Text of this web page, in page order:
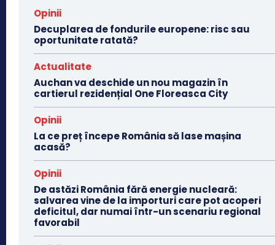
Opinii
Decuplarea de fondurile europene: risc sau
oportunitate ratată?
Actualitate
Auchan va deschide un nou magazin în
cartierul rezidențial One Floreasca City
Opinii
La ce preț începe România să lase mașina
acasă?
Opinii
De astăzi România fără energie nucleară:
salvarea vine de la importuri care pot acoperi
deficitul, dar numai într-un scenariu regional
favorabil